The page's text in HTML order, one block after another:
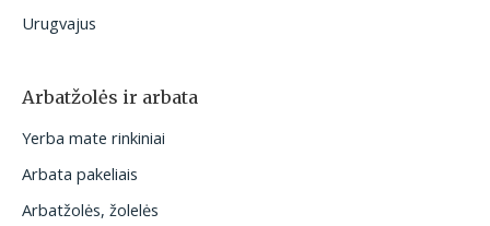
Urugvajus
Arbatžolės ir arbata
Yerba mate rinkiniai
Arbata pakeliais
Arbatžolės, žolelės